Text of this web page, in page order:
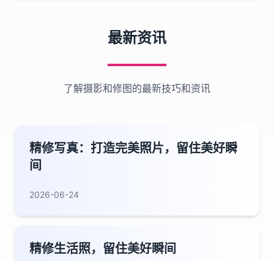
最新资讯
了解摄影和修图的最新技巧和资讯
精修写真：打造完美照片，留住美好瞬
间
2026-06-24
精修生活照，留住美好瞬间